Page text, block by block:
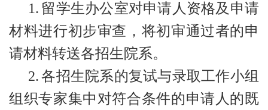
1. 留学生办公室对申请人资格及申请
材料进行初步审查，将初审通过者的申
请材料转送各招生院系。
2. 各招生院系的复试与录取工作小组
组织专家集中对符合条件的申请人的既